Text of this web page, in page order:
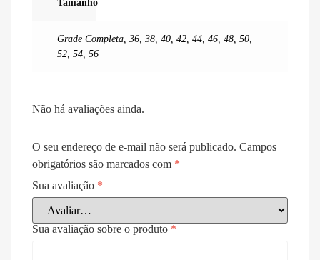
Grade Completa 36 38 40 42 44 46 48 50
52 54 56
Não há avaliações ainda.
O seu endereço de e-mail não será publicado. Campos
obrigatórios são marcados com *
Sua avaliação *
Sua avaliação sobre o produto *